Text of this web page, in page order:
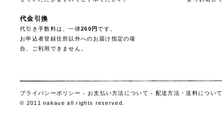
代金引換
代引き手数料は、一律260円です。
お申込者登録住所以外へのお届け指定の場
合、ご利用できません。
プライバシーポリシー - お支払い方法について - 配送方法・送料につい
© 2011 nakaue all rights reserved.